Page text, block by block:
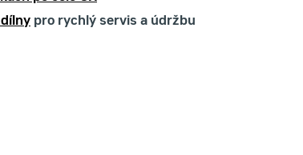
pro rychlý servis a údržbu